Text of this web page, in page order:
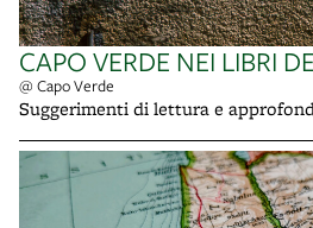
CAPO VERDE NEI LIBRI
@ Capo Verde
Suggerimenti di lettura e